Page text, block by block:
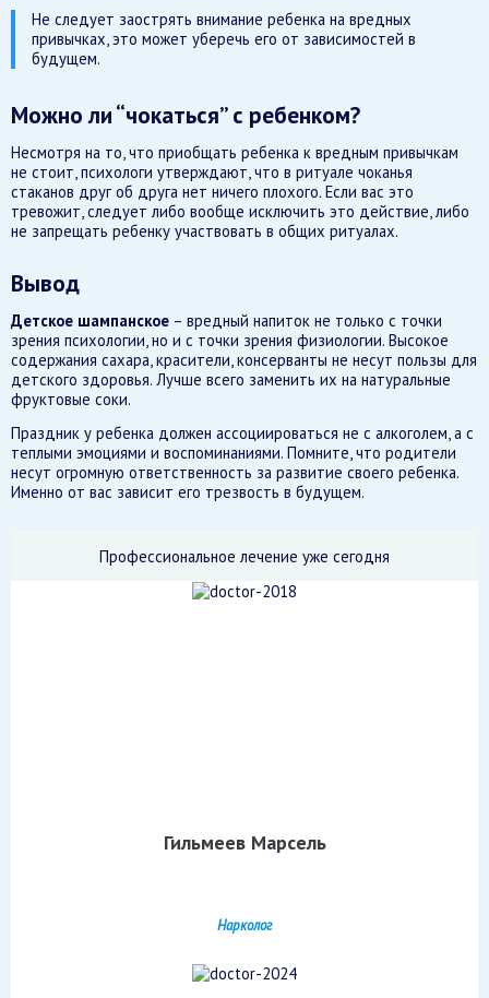
Не следует заострять внимание ребенка на вредных
привычках, это может уберечь его от зависимостей в
будущем.
Можно ли “чокаться” с ребенком?
Несмотря на то, что приобщать ребенка к вредным привычкам
не стоит, психологи утверждают, что в ритуале чоканья
стаканов друг об друга нет ничего плохого. Если вас это
тревожит, следует либо вообще исключить это действие, либо
не запрещать ребенку участвовать в общих ритуалах.
Вывод
Детское шампанское– вредный напиток не только с точки
зрения психологии, но и с точки зрения физиологии. Высокое
содержания сахара, красители, консерванты не несут пользы для
детского здоровья. Лучше всего заменить их на натуральные
фруктовые соки.
Праздник у ребенка должен ассоциироваться не с алкоголем, а с
теплыми эмоциями и воспоминаниями. Помните, что родители
несут огромную ответственность за развитие своего ребенка.
Именно от вас зависит его трезвость в будущем.
Профессиональное лечение уже сегодня
Гильмеев Марсель
Нарколог